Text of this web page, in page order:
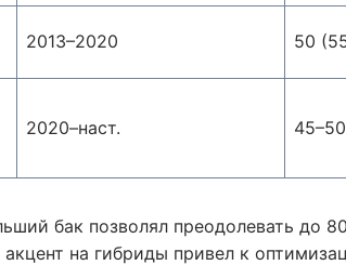
2013–2020 50
2020–наст.
бак позволял преодолевать до
на гибриды привел к